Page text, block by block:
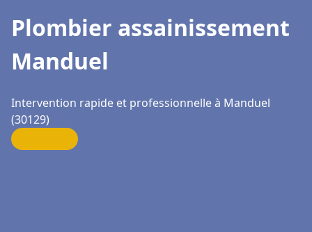
Plombier assainissement
Manduel
Intervention rapide et professionnelle à Manduel
(30129)